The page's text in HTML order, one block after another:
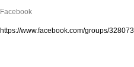
Facebook
https://www.facebook.com/groups/